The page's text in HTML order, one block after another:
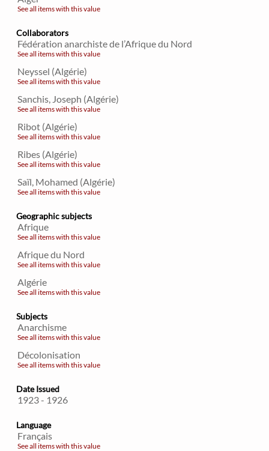
See all items with this value
Collaborators
Fédération anarchiste de l’Afrique du Nord
See all items with this value
Neyssel (Algérie)
See all items with this value
Sanchis, Joseph (Algérie)
See all items with this value
Ribot (Algérie)
See all items with this value
Ribes (Algérie)
See all items with this value
Saïl, Mohamed (Algérie)
See all items with this value
Geographic subjects
Afrique
See all items with this value
Afrique du Nord
See all items with this value
Algérie
See all items with this value
Subjects
Anarchisme
See all items with this value
Décolonisation
See all items with this value
Date Issued
1923 - 1926
Language
Français
See all items with this value